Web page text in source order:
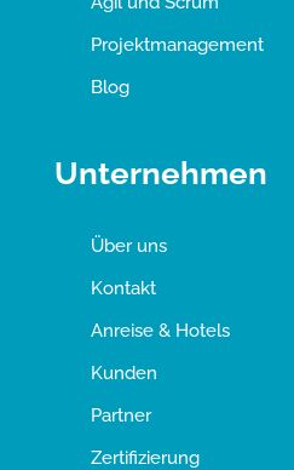
Projektmanagement
Blog
Unternehmen
Über uns
Kontakt
Anreise & Hotels
Kunden
Partner
Zertifizierung